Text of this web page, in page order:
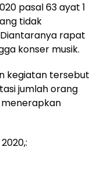
pasal 63 ayat 1
tidak
rapat
konser musik.
kegiatan tersebut
jumlah orang